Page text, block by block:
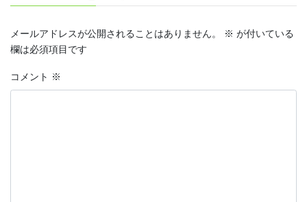
メールアドレスが公開されることはありません。 ※ が付いている
欄は必須項目です
コメント ※